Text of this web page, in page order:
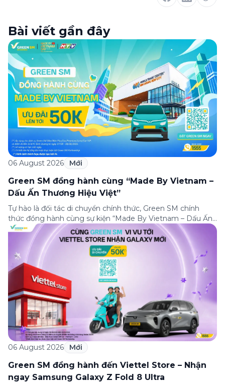
Bài viết gần đây
06 August 2026 Mới
Green SM đồng hành cùng “Made By Vietnam –
Dấu Ấn Thương Hiệu Việt”
Tự hào là đối tác di chuyển chính thức, Green SM chính
thức đồng hành cùng sự kiện “Made By Vietnam – Dấu Ấn
Thương Hiệu Việt” – một trong những sự kiện ý nghĩa
nhằm tôn vinh và lan tỏa giá trị của các thương hiệu Việt
Nam đến với cộng đồng trong nước […]
06 August 2026 Mới
Green SM đồng hành đến Viettel Store – Nhận
ngay Samsung Galaxy Z Fold 8 Ultra